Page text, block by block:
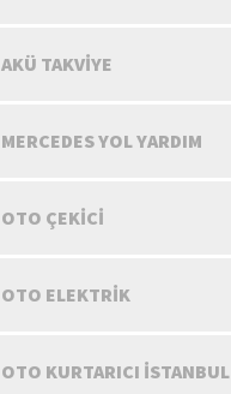
AKÜ TAKVIYE
MERCEDES YOL YARDIM
OTO ÇEKICI
OTO ELEKTRIK
OTO KURTARICI İSTANBUL